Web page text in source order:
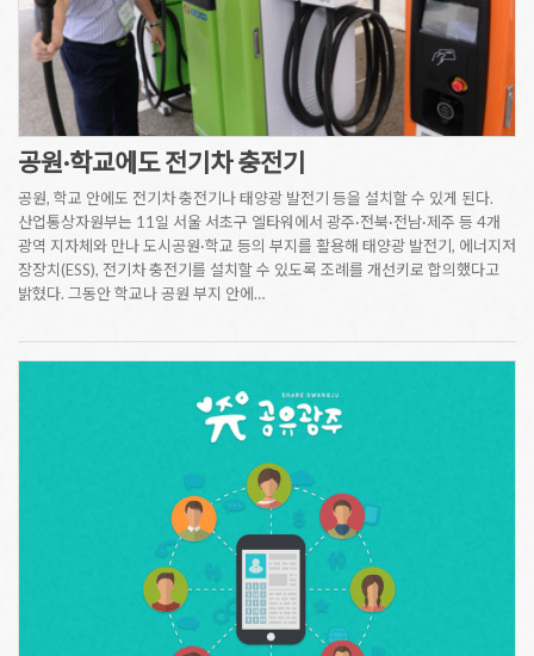
공원·학교에도 전기차 충전기
공원, 학교 안에도 전기차 충전기나 태양광 발전기 등을 설치할 수 있게 된다.
산업통상자원부는 11일 서울 서초구 엘타워에서 광주·전북·전남·제주 등 4개
광역 지자체와 만나 도시공원·학교 등의 부지를 활용해 태양광 발전기, 에너지저
장장치(ESS), 전기차 충전기를 설치할 수 있도록 조례를 개선키로 합의했다고
밝혔다. 그동안 학교나 공원 부지 안에…